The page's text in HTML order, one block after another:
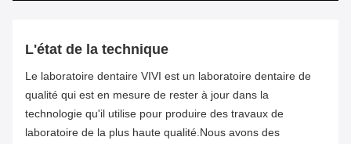
L'état de la technique
Le laboratoire dentaire VIVI est un laboratoire dentaire de
qualité qui est en mesure de rester à jour dans la
technologie qu'il utilise pour produire des travaux de
laboratoire de la plus haute qualité.Nous avons des